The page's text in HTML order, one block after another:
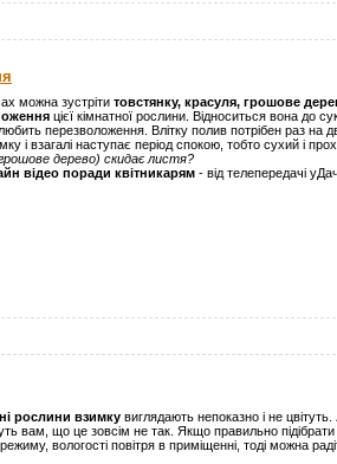
можна зустріти товстянку, красуля, грошове
цієї кімнатної рослини. Відноситься вона до
перезволоження. Влітку полив потрібен раз на
і взагалі наступає період спокою, тобто сухий і
дерево) скидає листя?
відео поради квітникарям - від телепередачі
рослини взимку виглядають непоказно і не цвітуть.
вам, що це зовсім не так. Якщо правильно
вологості повітря в приміщенні, тоді можна